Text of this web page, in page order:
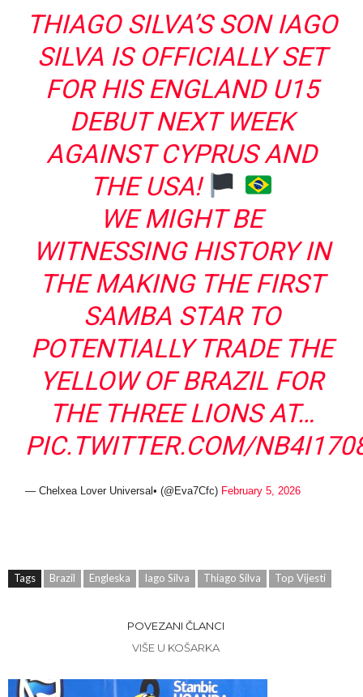
THIAGO SILVA’S SON IAGO
SILVA IS OFFICIALLY SET
FOR HIS ENGLAND U15
DEBUT NEXT WEEK
AGAINST CYPRUS AND
THE USA!
WE MIGHT BE
WITNESSING HISTORY IN
THE MAKING THE FIRST
SAMBA STAR TO
POTENTIALLY TRADE THE
YELLOW OF BRAZIL FOR
THE THREE LIONS AT…
PIC.TWITTER.COM/
— Chelxea Lover Universal• (@Eva7Cfc) February 5, 2026
Tags Brazil Engleska Iago Silva Thiago Silva Top Vijesti
POVEZANI ČLANCI
VIŠE U KOŠARKA